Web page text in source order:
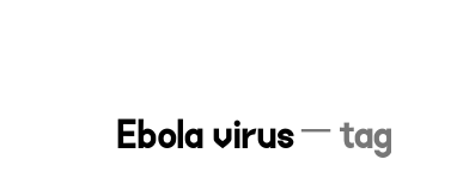
Ebola virus─ tag